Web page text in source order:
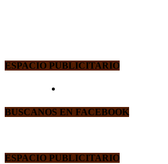
ESPACIO PUBLICITARIO
BUSCANOS EN FACEBOOK
ESPACIO PUBLICITARIO